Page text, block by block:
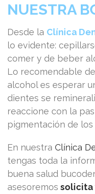
NUESTRA
Desde la Clínica
lo evidente:
comer y de beber
Lo recomendable
alcohol es esperar
dientes se
reaccione con la
pigmentación de los
En nuestra Clínica
tengas toda la
buena salud
asesoremos solicita